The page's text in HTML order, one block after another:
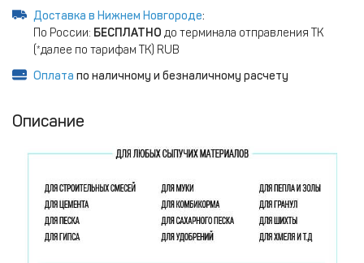
Доставка в Нижнем Новгороде:
По России: БЕСПЛАТНО до терминала отправления ТК
(*далее по тарифам ТК) RUB
Оплата по наличному и безналичному расчету
Описание